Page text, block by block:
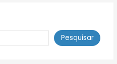
Pesquisar